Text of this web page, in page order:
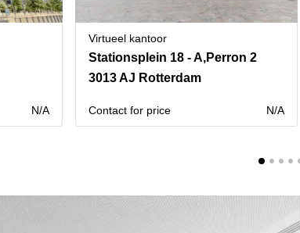
N/A
Virtueel kantoor
Stationsplein 18 - A,Perron 2
3013 AJ Rotterdam
Contact for price N/A